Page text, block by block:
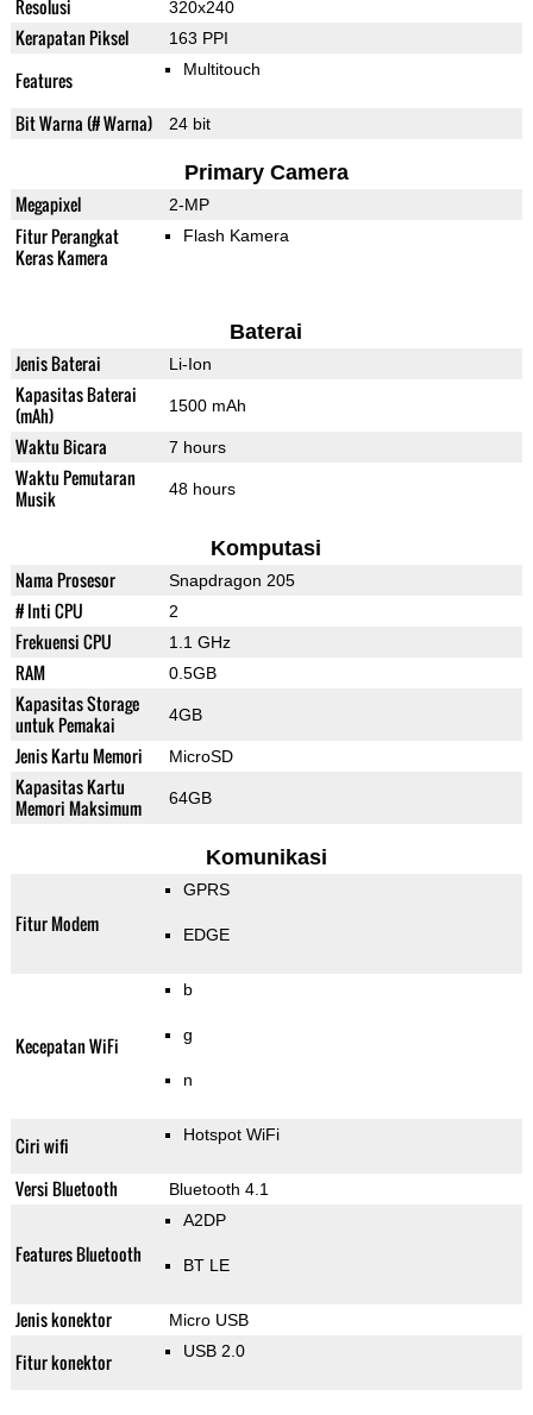
Resolusi 320x240
Kerapatan Piksel 163 PPI
Features Multitouch
Bit Warna (# Warna) 24 bit
Primary Camera
Megapixel 2-MP
Fitur Perangkat
Keras Kamera
Flash Kamera
Baterai
Jenis Baterai Li-Ion
Kapasitas Baterai
(mAh)
1500 mAh
Waktu Bicara 7 hours
Waktu Pemutaran
Musik
48 hours
Komputasi
Nama Prosesor Snapdragon 205
# Inti CPU 2
Frekuensi CPU 1.1 GHz
RAM 0.5GB
Kapasitas Storage
untuk Pemakai
4GB
Jenis Kartu Memori MicroSD
Kapasitas Kartu
Memori Maksimum
64GB
Komunikasi
Fitur Modem
GPRS
EDGE
Kecepatan WiFi
b
g
n
Ciri wifi Hotspot WiFi
Versi Bluetooth Bluetooth 4.1
Features Bluetooth
A2DP
BT LE
Jenis konektor Micro USB
Fitur konektor USB 2.0